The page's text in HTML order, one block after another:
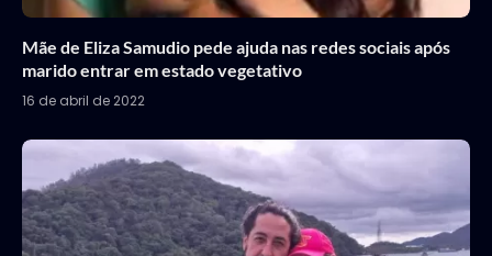
Mãe de Eliza Samudio pede ajuda nas redes sociais após
marido entrar em estado vegetativo
16 de abril de 2022